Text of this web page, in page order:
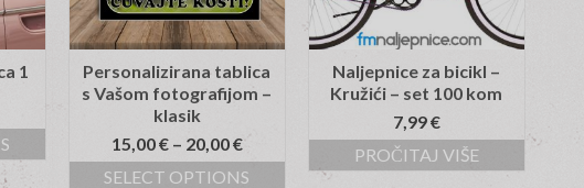
1
Personalizirana tablica
s Vašom fotografijom –
klasik
15,00€– 20,00€
SELECT OPTIONS
Naljepnice za bicikl –
Kružići – set 100 kom
7,99€
PROČITAJ VIŠE